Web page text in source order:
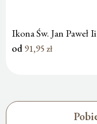
Ikona Św. Jan Paweł
od 91,95 zł